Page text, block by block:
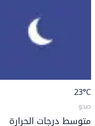
23°C
صحو
متوسط درجات الحرارة